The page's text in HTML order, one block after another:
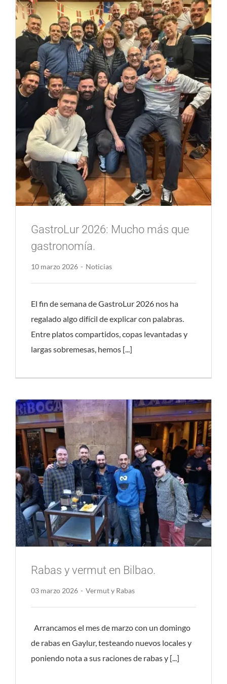
GastroLur 2026: Mucho más que
gastronomía.
10 marzo 2026 - Noticias
El fin de semana de GastroLur 2026 nos ha
regalado algo difícil de explicar con palabras.
Entre platos compartidos, copas levantadas y
largas sobremesas, hemos [...]
Rabas y vermut en Bilbao.
03 marzo 2026 - Vermut y Rabas
Arrancamos el mes de marzo con un domingo
de rabas en Gaylur, testeando nuevos locales y
poniendo nota a sus raciones de rabas y [...]